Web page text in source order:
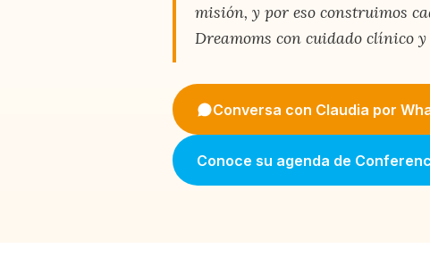
misión, y por eso construimos
Dreamoms con cuidado clínico
Conversa con Claudia por
Conoce su agenda de